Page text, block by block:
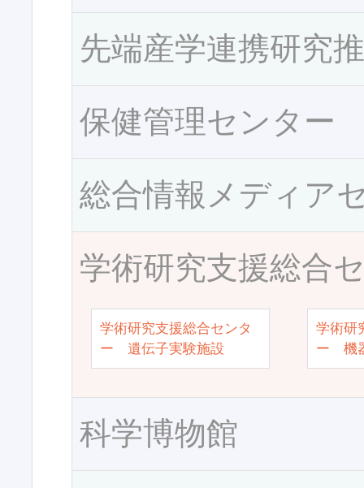
先端産学連携研究
保健管理センター
総合情報メディア
学術研究支援総合
学術研究支援総合センタ
ー 遺伝子実験施設
学術研
ー 機
科学博物館